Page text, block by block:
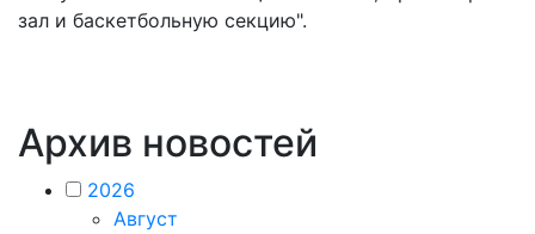
зал и баскетбольную секцию".
Архив новостей
2026
Август